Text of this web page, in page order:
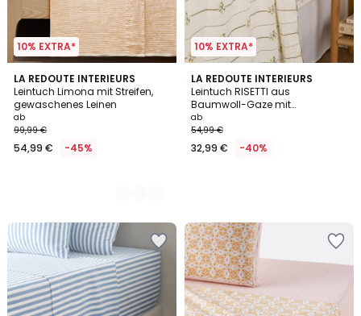
10% EXTRA*
LA REDOUTE INTERIEURS
Leintuch Limona mit Streifen,
gewaschenes Leinen
ab
99,99 €
54,99 € -45%
2
Farben
10% EXTRA*
LA REDOUTE INTERIEURS
Leintuch RISETTI aus
Baumwoll-Gaze mit
Blumenprint
ab
54,99 €
32,99 € -40%